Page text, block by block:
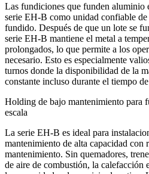
Las fundiciones que funden aluminio
serie EH‑B como unidad confiable
fundido. Después de que un lote se
serie EH-B mantiene el metal a
prolongados, lo que permite a los
necesario. Esto es especialmente
turnos donde la disponibilidad de la
constante incluso durante el tiempo
Holding de bajo mantenimiento para
escala
La serie EH‑B es ideal para
mantenimiento de alta capacidad con
mantenimiento. Sin quemadores,
de aire de combustión, la calefacción